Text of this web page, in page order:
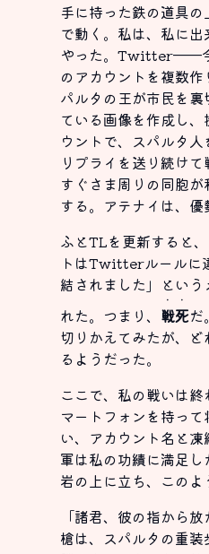
手に持った鉄の道具
で動く。私は、私に
やった。Twitter──
のアカウントを複数
パルタの王が市民を
ている画像を作成し
ウントで、スパルタ
リプライを送り続けて
すぐさま周りの同胞
する。アテナイは、優
ふとTLを更新すると
トはTwitterルールに
結されました」とい
れた。つまり、 戦死
・・
だ
切りかえてみたが、
るようだった。
ここで、私の戦いは
マートフォンを持っ
い、アカウント名と
軍は私の功績に満足
岩の上に立ち、このよ
「諸君、彼の指から
槍は、スパルタの重